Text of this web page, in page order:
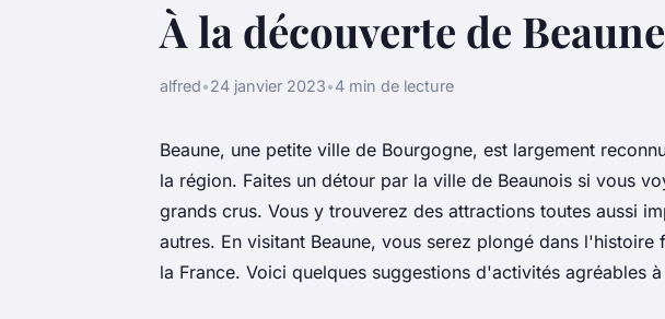
À la découverte de
alfred•24 janvier 2023•4 min de lecture
Beaune, une petite ville de Bourgogne, est largement
la région. Faites un détour par la ville de Beaunois si vous
grands crus. Vous y trouverez des attractions toutes aussi
autres. En visitant Beaune, vous serez plongé dans
la France. Voici quelques suggestions d'activités agréables à